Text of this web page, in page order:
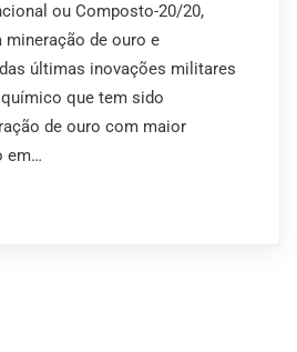
ou Composto-20/20,
de ouro e
últimas inovações militares
químico que tem sido
de ouro com maior
em…